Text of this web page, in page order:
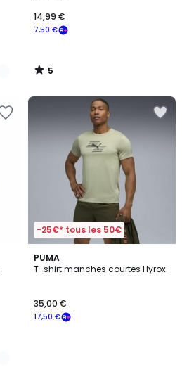
7,50 €
14,99 €
5
/
-25€* tous les 50€
PUMA
T-shirt manches courtes Hyrox
17,50 €
35,00 €